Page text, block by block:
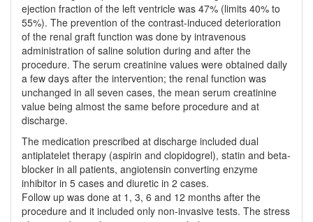
ejection fraction of the left ventricle was 47% (limits 40% to
55%). The prevention of the contrast-induced deterioration
of the renal graft function was done by intravenous
administration of saline solution during and after the
procedure. The serum creatinine values were obtained daily
a few days after the intervention; the renal function was
unchanged in all seven cases, the mean serum creatinine
value being almost the same before procedure and at
discharge.
The medication prescribed at discharge included dual
antiplatelet therapy (aspirin and clopidogrel), statin and beta-
blocker in all patients, angiotensin converting enzyme
inhibitor in 5 cases and diuretic in 2 cases.
Follow up was done at 1, 3, 6 and 12 months after the
procedure and it included only non-invasive tests. The stress